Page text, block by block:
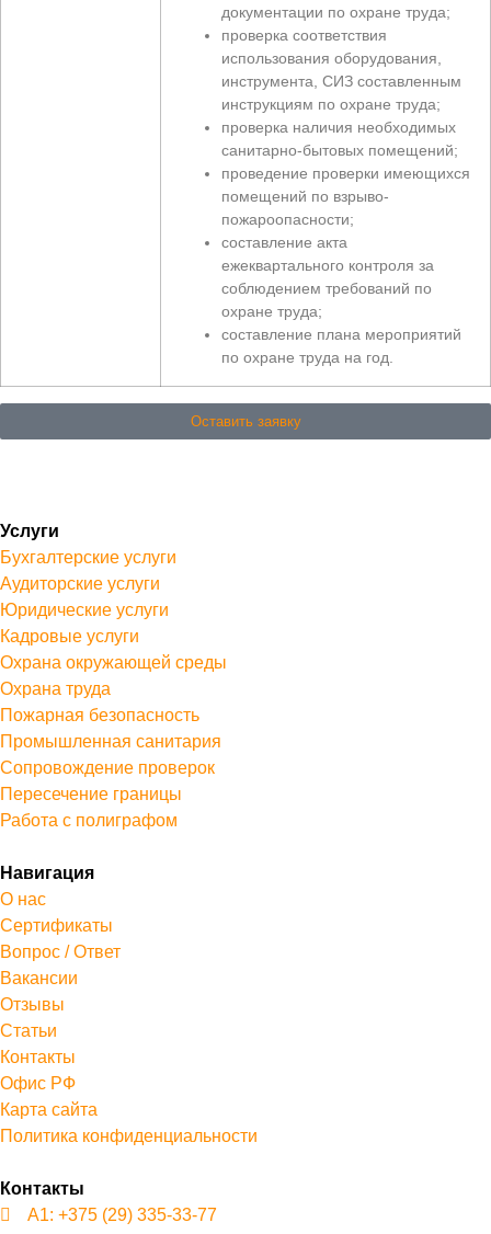
документации по охране труда;
проверка соответствия
использования оборудования,
инструмента, СИЗ составленным
инструкциям по охране труда;
проверка наличия необходимых
санитарно-бытовых помещений;
проведение проверки имеющихся
помещений по взрыво-
пожароопасности;
составление акта
ежеквартального контроля за
соблюдением требований по
охране труда;
составление плана мероприятий
по охране труда на год.
Оставить заявку
Услуги
Бухгалтерские услуги
Аудиторские услуги
Юридические услуги
Кадровые услуги
Охрана окружающей среды
Охрана труда
Пожарная безопасность
Промышленная санитария
Сопровождение проверок
Пересечение границы
Работа с полиграфом
Навигация
О нас
Сертификаты
Вопрос / Ответ
Вакансии
Отзывы
Статьи
Контакты
Офис РФ
Карта сайта
Политика конфиденциальности
Контакты
А1: +375 (29) 335-33-77